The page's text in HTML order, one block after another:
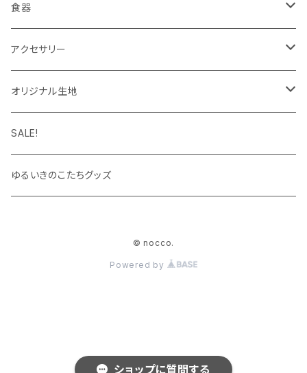
ショップに質問する
インク
タイツ・レギンス
靴下
パーカー
キャップ・ハット
キッズサイズ
トートバッグ
ケース
キーホルダー
ハンカチ
食器
マグカップ
カップ＆ソーサー
アクセサリー
ブローチ
オリジナル生地
オックスフォード
シーチング
SALE!
ゆるいきのこたちグッズ
© nocco.
Powered by